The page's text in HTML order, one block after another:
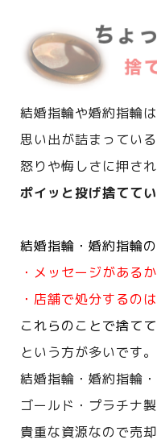
結婚指輪や婚約指輪は
思い出が詰まってい
怒りや悔しさに押され
ポイッと投げ捨てて
結婚指輪・婚約指輪
・メッセージがある
・店舗で処分するの
これらのことで捨て
という方が多いです。
結婚指輪・婚約指輪
ゴールド・プラチナ
貴重な資源なので売